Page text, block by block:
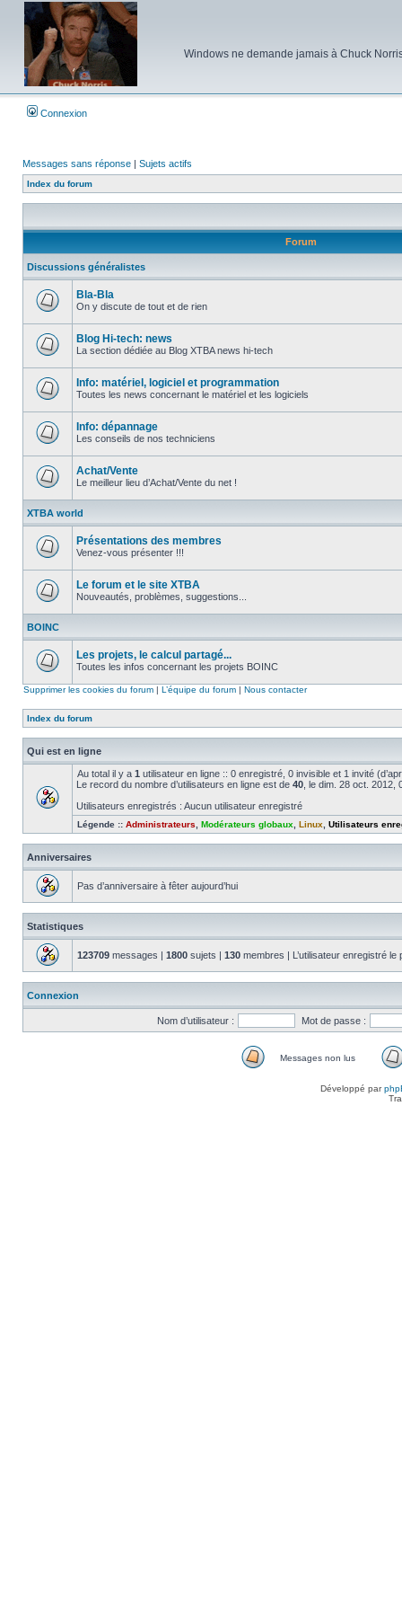
Windows ne demande jamais à Chuck
Connexion
Messages sans réponse | Sujets actifs
Index du forum
Forum
Discussions généralistes
message
non
Bla-Bla
On y discute de tout et de rien
message
non
Blog Hi-tech: news
La section dédiée au Blog XTBA news hi-tech
message
non
Info: matériel, logiciel et programmation
Toutes les news concernant le matériel et les logiciels
message
non
Info: dépannage
Les conseils de nos techniciens
message
non
lu
Achat/Vente
Le meilleur lieu d’Achat/Vente du net !
XTBA world
message
non
Présentations des membres
Venez-vous présenter !!!
message
lu
Le forum et le site XTBA
Nouveautés, problèmes, suggestions...
BOINC
message
Les projets, le calcul partagé...
Toutes les infos concernant les projets BOINC
Supprimer les cookies du forum | L’équipe du forum | Nous contacter
Index du forum
Qui est en ligne
Au total il y a 1 utilisateur en ligne :: 0 enregistré, 0 invisible et 1 invité
Le record du nombre d’utilisateurs en ligne est de 40 , le dim. 28 oct. 2012,
Utilisateurs enregistrés : Aucun utilisateur enregistré
Légende :: Administrateurs Modérateurs globaux Linux Utilisateurs
Anniversaires
Pas d’anniversaire à fêter aujourd’hui
Statistiques
123709 messages | 1800 sujets | 130 membres | L’utilisateur enregistré
Connexion
Nom d’utilisateur : Mot de passe :
Messages non lus
Développé par